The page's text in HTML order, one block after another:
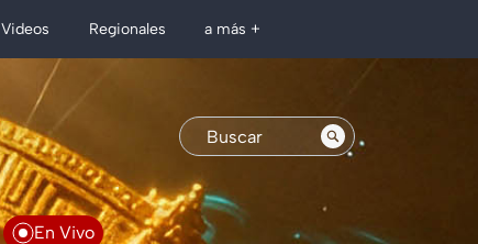
Videos Regionales a más +
En Vivo